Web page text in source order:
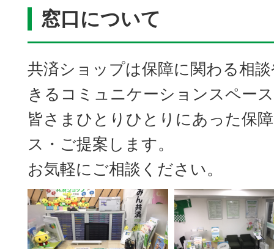
窓口について
共済ショップは保障に関わる相
きるコミュニケーションスペー
皆さまひとりひとりにあった保
ス・ご提案します。
お気軽にご相談ください。